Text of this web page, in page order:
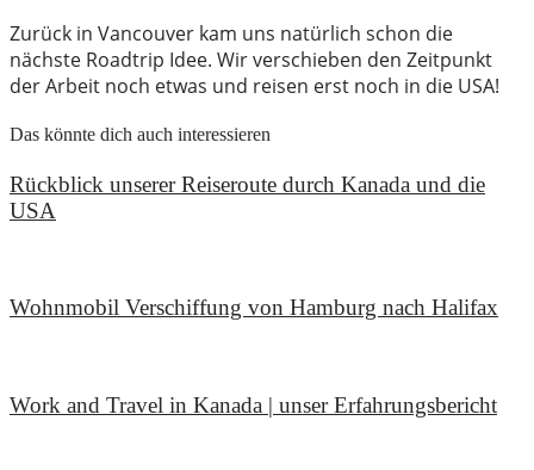
Zurück in Vancouver kam uns natürlich schon die
nächste Roadtrip Idee. Wir verschieben den Zeitpunkt
der Arbeit noch etwas und reisen erst noch in die USA!
Das könnte dich auch interessieren
Rückblick unserer Reiseroute durch Kanada und die
USA
Wohnmobil Verschiffung von Hamburg nach Halifax
Work and Travel in Kanada | unser Erfahrungsbericht